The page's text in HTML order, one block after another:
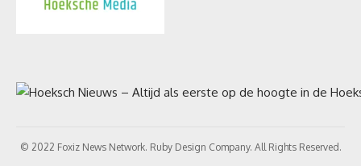
© 2022 Foxiz News Network. Ruby Design Company. All Rights Reserved.